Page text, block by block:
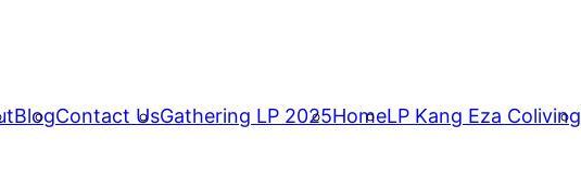
BlogContact UsGathering LP 2025HomeLP Kang Eza Coliving